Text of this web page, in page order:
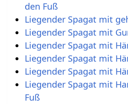
den Fuß
Liegender Spagat mit
Liegender Spagat mit
Liegender Spagat mit
Liegender Spagat mit
Liegender Spagat mit
Liegender Spagat mit
Fuß